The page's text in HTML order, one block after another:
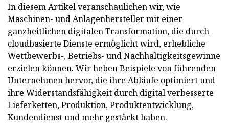
In diesem Artikel veranschaulichen wir, wie
Maschinen- und Anlagenhersteller mit einer
ganzheitlichen digitalen Transformation, die durch
cloudbasierte Dienste ermöglicht wird, erhebliche
Wettbewerbs-, Betriebs- und Nachhaltigkeitsgewinne
erzielen können. Wir heben Beispiele von führenden
Unternehmen hervor, die ihre Abläufe optimiert und
ihre Widerstandsfähigkeit durch digital verbesserte
Lieferketten, Produktion, Produktentwicklung,
Kundendienst und mehr gestärkt haben.